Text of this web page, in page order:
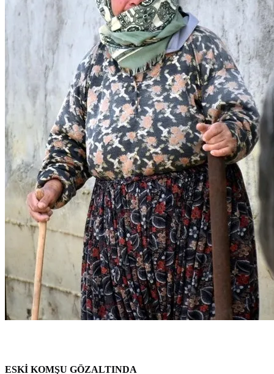
ESKİ KOMŞU GÖZALTINDA